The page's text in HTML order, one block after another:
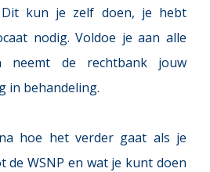
Dit kun je zelf doen, je hebt
nodig. Voldoe je aan alle
neemt de rechtbank jouw
in behandeling.
hoe het verder gaat als je
WSNP en wat je kunt doen